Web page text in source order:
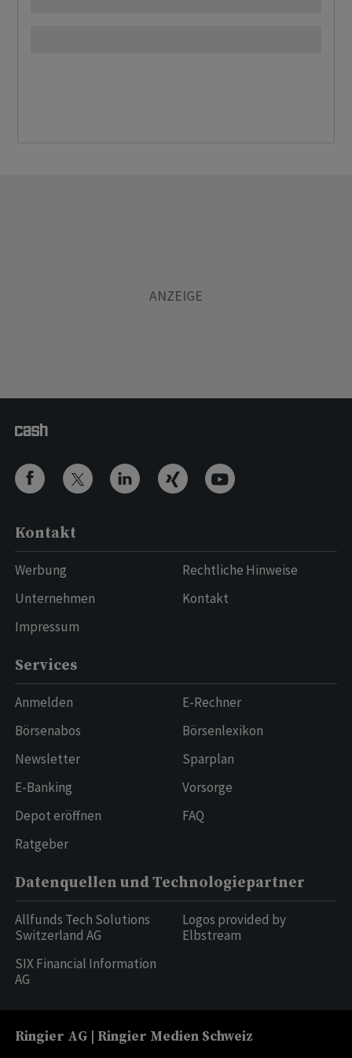
Kontakt
Werbung
Unternehmen
Impressum
Rechtliche Hinweise
Kontakt
Services
Anmelden
Börsenabos
Newsletter
E-Banking
Depot eröffnen
Ratgeber
E-Rechner
Börsenlexikon
Sparplan
Vorsorge
FAQ
Datenquellen und Technologiepartner
Allfunds Tech Solutions
Switzerland AG
SIX Financial Information
AG
Logos provided by
Elbstream
Ringier AG | Ringier Medien Schweiz